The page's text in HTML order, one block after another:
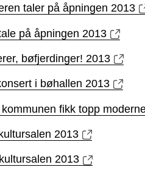
taler på åpningen 2013
på åpningen 2013
bøfjerdinger! 2013
i bøhallen 2013
fikk topp
2013
2013